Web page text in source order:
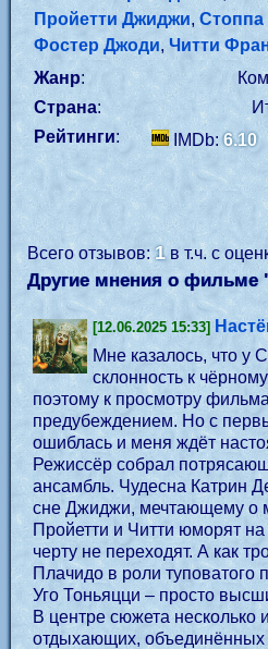
Пройетти Джиджи,
Фостер Джоди, Читти
Жанр:
Страна:
Рейтинги: IMDb:6.10
Всего отзывов: 1в т.ч. с
Другие мнения о
[12.06.2025 15:33]
Мне казалось, что у
склонность к
поэтому к просмотру
предубеждением. Но с
ошиблась и меня ждёт
Режиссёр собрал
ансамбль. Чудесна Катрин
сне Джиджи, мечтающему о
Пройетти и Читти юморят
черту не переходят. А как
Плачидо в роли туповатого
Уго Тоньяцци – просто
В центре сюжета несколько
отдыхающих,